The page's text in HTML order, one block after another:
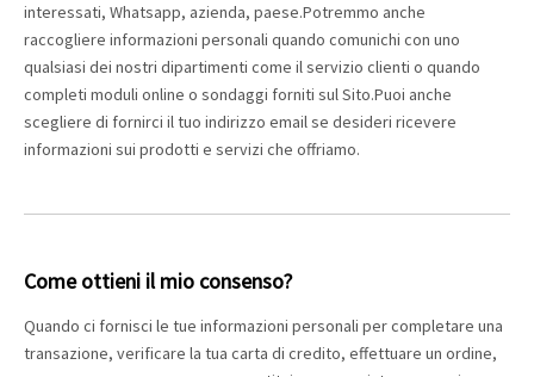
interessati, Whatsapp, azienda, paese.Potremmo anche
raccogliere informazioni personali quando comunichi con uno
qualsiasi dei nostri dipartimenti come il servizio clienti o quando
completi moduli online o sondaggi forniti sul Sito.Puoi anche
scegliere di fornirci il tuo indirizzo email se desideri ricevere
informazioni sui prodotti e servizi che offriamo.
Come ottieni il mio consenso?
Quando ci fornisci le tue informazioni personali per completare una
transazione, verificare la tua carta di credito, effettuare un ordine,